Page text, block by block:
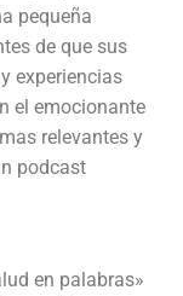
pequeña
de que sus
experiencias
el emocionante
relevantes y
podcast
en palabras»